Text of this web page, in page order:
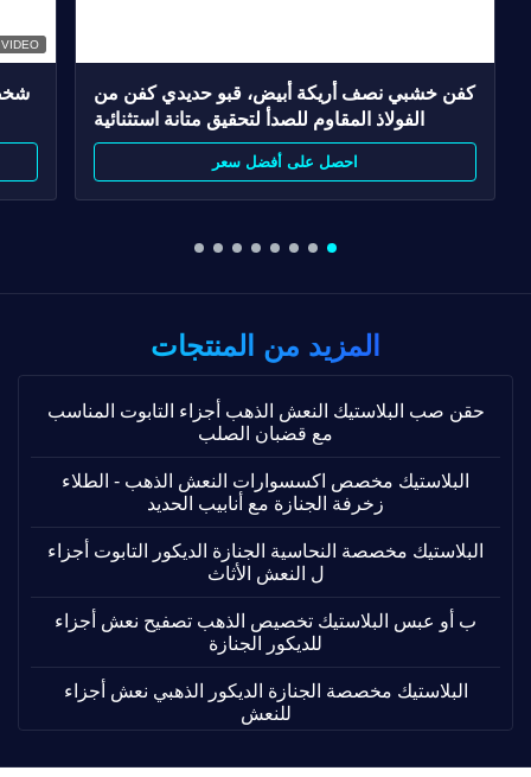
كفن خشبي نصف أريكة أبيض، قبو حديدي كفن من
الفولاذ المقاوم للصدأ لتحقيق متانة استثنائية
احصل على أفضل سعر
VIDEO
المزيد من المنتجات
حقن صب البلاستيك النعش الذهب أجزاء التابوت المناسب
مع قضبان الصلب
البلاستيك مخصص اكسسوارات النعش الذهب - الطلاء
زخرفة الجنازة مع أنابيب الحديد
البلاستيك مخصصة النحاسية الجنازة الديكور التابوت أجزاء
ل النعش الأثاث
ب أو عبس البلاستيك تخصيص الذهب تصفيح نعش أجزاء
للديكور الجنازة
البلاستيك مخصصة الجنازة الديكور الذهبي نعش أجزاء
للنعش